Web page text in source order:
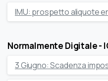
IMU: prospetto aliquote
Normalmente Digitale -
3 Giugno: Scadenza